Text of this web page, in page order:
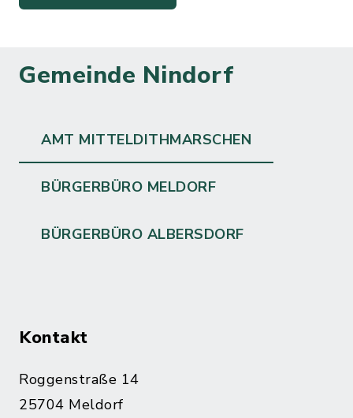
Gemeinde Nindorf
AMT MITTELDITHMARSCHEN
BÜRGERBÜRO MELDORF
BÜRGERBÜRO ALBERSDORF
Kontakt
Roggenstraße 14
25704 Meldorf